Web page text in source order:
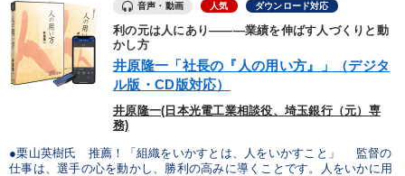
若手異才経営者の発想 専門家のアドバイス
リーダーの器量を学ぶ
後継社長・アトツギ マーケティング
音声・動画 人気 ダウンロード対応
利の元は人にあり―――業績を伸ばす人づくりと動
かし方
井原隆一「社長の『人の用い方』」（デジタ
ル版・CD版対応）
井原隆一(日本光電工業相談役、埼玉銀行（元）専
務)
●栗山英樹氏 推薦！「組織をいかすとは、人をいかすこと」 監督の
仕事は、選手の心を動かし、勝利の高みに導くことです。人をいかに用